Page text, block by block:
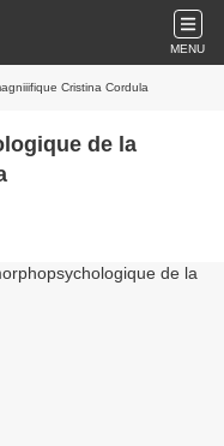
MENU
Cristina Cordula
de la